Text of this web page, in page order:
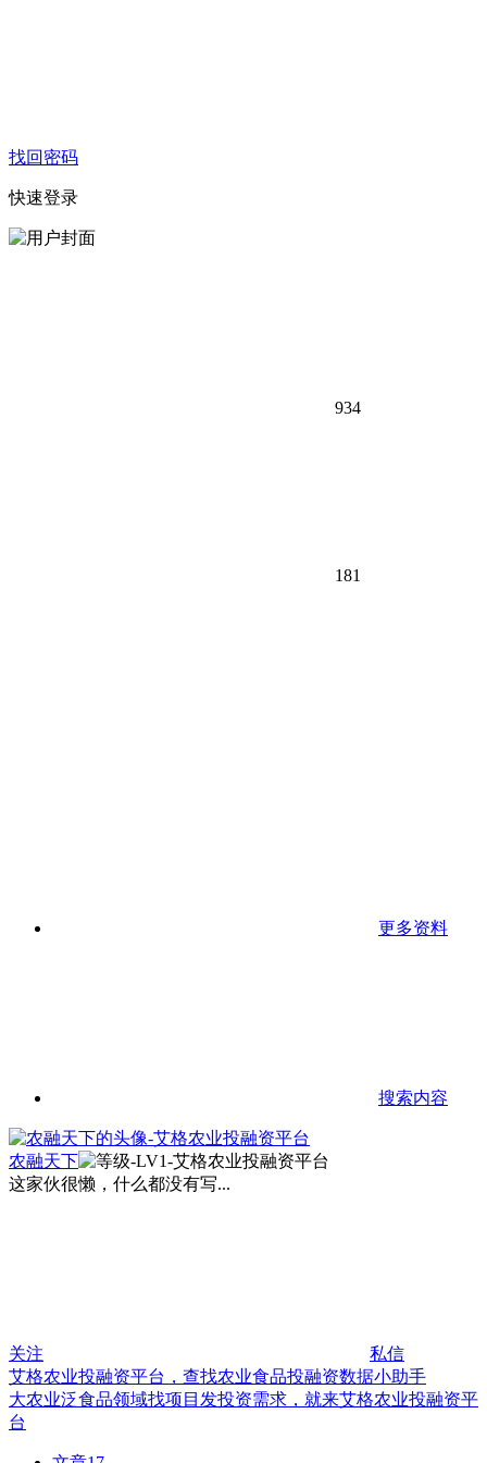
找回密码
快速登录
934
181
更多资料
搜索内容
农融天下
这家伙很懒，什么都没有写...
关注
私信
艾格农业投融资平台，查找农业食品投融资数据小助手
大农业泛食品领域找项目发投资需求，就来艾格农业投融资平
台